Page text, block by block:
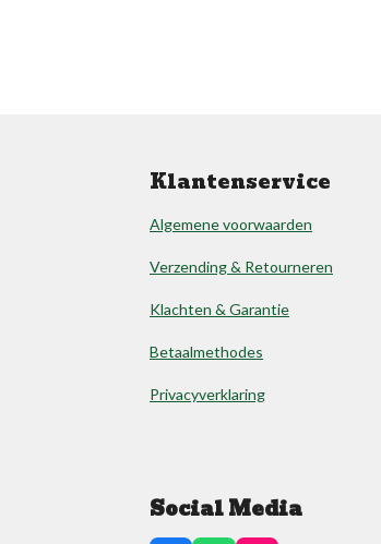
Klantenservice
Algemene voorwaarden
Verzending & Retourneren
Klachten & Garantie
Betaalmethodes
Privacyverklaring
Social Media